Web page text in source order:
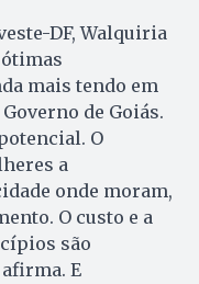
DF, Walquiria
mais tendo em
de Goiás.
O
a
onde moram,
O custo e a
são
E